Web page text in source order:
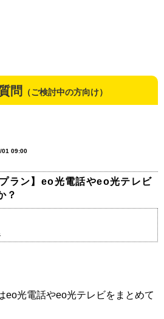
問 （ご検討中の方向け）
01 09:00
ラン】eo光電話やeo光テレビ
？
eo光電話やeo光テレビをまとめて